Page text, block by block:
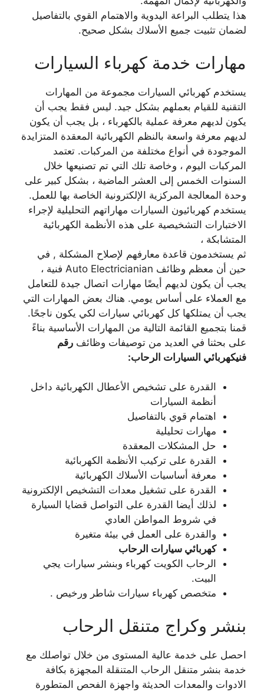
هذا يتطلب البراعة اليدوية والاهتمام القوي بالتفاصيل
لضمان تثبيت جميع الأسلاك بشكل صحيح.
مهارات خدمة كهرباء السيارات
يستخدم كهربائي السيارات مجموعة من المهارات
التقنية للقيام بعملهم بشكل جيد. ليس فقط يجب أن
يكون لديهم معرفة عملية بالكهرباء ، بل يجب أن يكون
لديهم معرفة واسعة بالنظم الكهربائية المعقدة المتزايدة
الموجودة في أنواع مختلفة من المركبات. تعتمد
المركبات اليوم ، وخاصة تلك التي تم تصنيعها خلال
السنوات الخمس إلى العشر الماضية ، بشكل كبير على
وحدة المعالجة المركزية الإلكترونية الخاصة بها للعمل.
يستخدم كهربائيون السيارات مهاراتهم التحليلية لإجراء
الاختبارات التشخيصية على هذه الأنظمة الكهربائية
المتشابكة ،
ثم يستخدمون قاعدة معارفهم لإصلاح المشكلة , في
حين أن معظم وظائف Auto Electricianian فنية ،
يجب أن يكون لديهم أيضًا مهارات اتصال جيدة للتعامل
مع العملاء على أساس يومي. هناك بعض المهارات التي
يجب أن يمتلكها كل كهربائي سيارات لكي يكون ناجحًا.
قمنا بتجميع القائمة التالية من المهارات الأساسية بناءً
على بحثنا في العديد من توصيفات وظائف رقم
فنيكهربائي السيارات الرحاب:
القدرة على تشخيص الأعطال الكهربائية داخل
أنظمة السيارات
اهتمام قوي بالتفاصيل
مهارات تحليلية
حل المشكلات المعقدة
القدرة على تركيب الأنظمة الكهربائية
معرفة أساسيات الأسلاك الكهربائية
القدرة على تشغيل معدات التشخيص الإلكترونية
لذلك أيضا القدرة على التواصل قضايا السيارة
في شروط المواطن العادي
والقدرة على العمل في بيئة متغيرة
كهربائي سيارات الرحاب
الرحاب الكويت كهرباء وبنشر سيارات يجي
البيت.
متخصص كهرباء سيارات شاطر ورخيص .
بنشر وكراج متنقل الرحاب
احصل على خدمة عالية المستوى من خلال تواصلك مع
خدمة بنشر متنقل الرحاب المتنقلة المجهزة بكافة
الادوات والمعدات الحديثة واجهزة الفحص المتطورة